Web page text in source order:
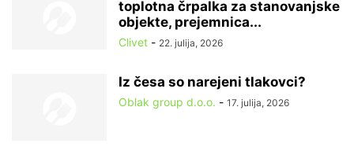
toplotna črpalka za stanovanjske
objekte, prejemnica...
Clivet - 22. julija, 2026
Iz česa so narejeni tlakovci?
Oblak group d.o.o. - 17. julija, 2026